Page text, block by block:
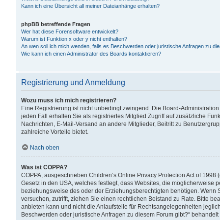
Kann ich eine Übersicht all meiner Dateianhänge erhalten?
phpBB betreffende Fragen
Wer hat diese Forensoftware entwickelt?
Warum ist Funktion x oder y nicht enthalten?
An wen soll ich mich wenden, falls es Beschwerden oder juristische Anfragen zu
Wie kann ich einen Administrator des Boards kontaktieren?
Registrierung und Anmeldung
Wozu muss ich mich registrieren?
Eine Registrierung ist nicht unbedingt zwingend. Die Board-
jeden Fall erhalten Sie als registriertes Mitglied Zugriff auf zusätzliche
Nachrichten, E-Mail-Versand an andere Mitglieder, Beitritt zu
zahlreiche Vorteile bietet.
Nach oben
Was ist COPPA?
COPPA, ausgeschrieben Children’s Online Privacy Protection Act of
Gesetz in den USA, welches festlegt, dass Websites, die
beziehungsweise des oder der Erziehungsberechtigten benötigen.
versuchen, zutrifft, ziehen Sie einen rechtlichen Beistand zu Rate. Bitte
anbieten kann und nicht die Anlaufstelle für Rechtsangelegenheiten
Beschwerden oder juristische Anfragen zu diesem Forum gibt?“